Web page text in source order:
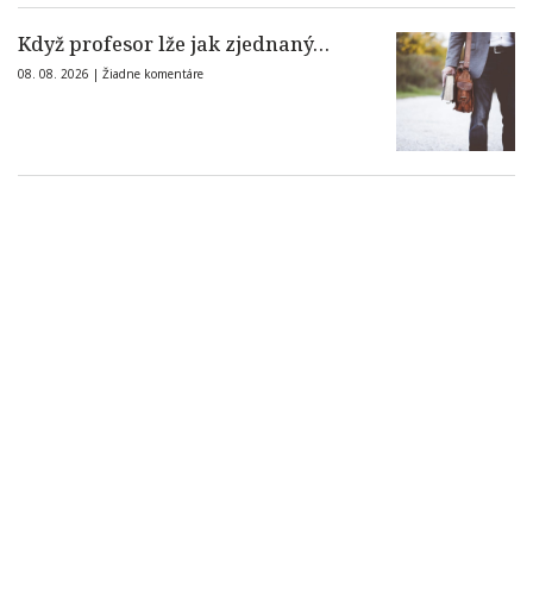
Když profesor lže jak zjednaný…
08. 08. 2026 | Žiadne komentáre